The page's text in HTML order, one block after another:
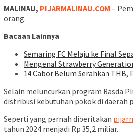
MALINAU, PIJARMALINAU.COM –
orang.
Bacaan Lainnya
Semaring FC Melaju ke Final
Mengenal Strawberry
14 Cabor Belum Serahkan
Selain meluncurkan program Rasda
distribusi kebutuhan pokok di daerah
Seperti yang pernah diberitakan
tahun 2024 menjadi Rp 35,2 miliar.